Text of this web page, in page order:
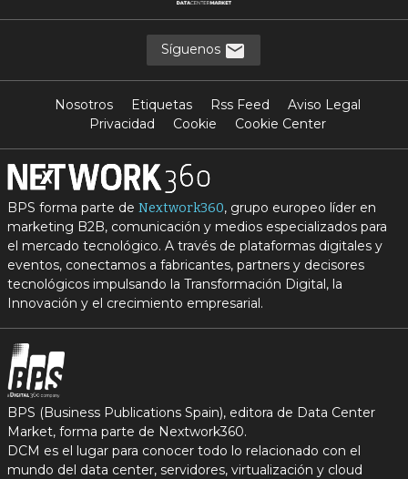
Síguenos
Nosotros Etiquetas Rss Feed
Aviso Legal
Privacidad
Cookie Cookie Center
BPS forma parte de Nextwork360, grupo europeo líder en
marketing B2B, comunicación y medios especializados para
el mercado tecnológico. A través de plataformas digitales y
eventos, conectamos a fabricantes, partners y decisores
tecnológicos impulsando la Transformación Digital, la
Innovación y el crecimiento empresarial.
BPS (Business Publications Spain), editora de Data Center
Market, forma parte de Nextwork360.
DCM es el lugar para conocer todo lo relacionado con el
mundo del data center, servidores, virtualización y cloud